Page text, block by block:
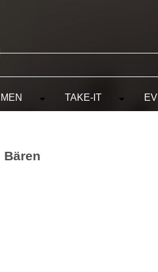
category KÜNSTLER
the dropdown menu from the
Open or close the
TAKE-IT Open or
Bären